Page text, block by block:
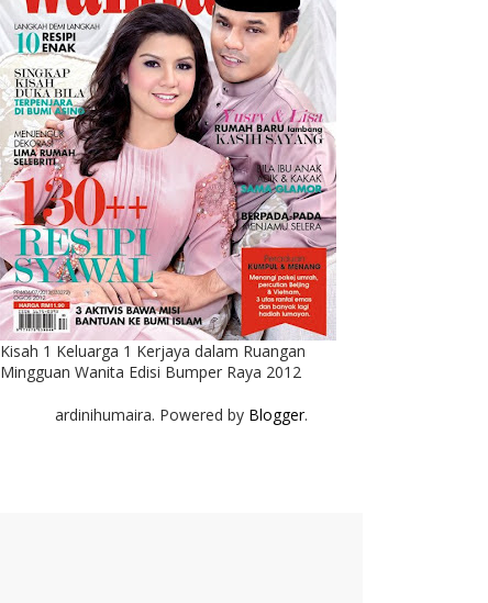
Kisah 1 Keluarga 1 Kerjaya dalam Ruangan
Mingguan Wanita Edisi Bumper Raya 2012
ardinihumaira. Powered by Blogger.